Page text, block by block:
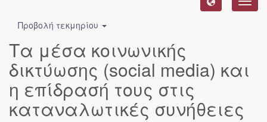
Προβολή τεκμηρίου
Τα μέσα κοινωνικής
δικτύωσης (social media) και
η επίδρασή τους στις
καταναλωτικές συνήθειες